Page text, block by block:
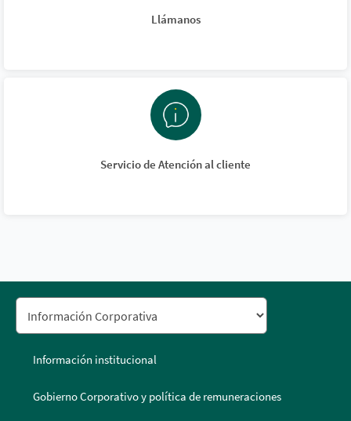
Llámanos
Servicio de Atención al cliente
Información institucional
Gobierno Corporativo y política de remuneraciones